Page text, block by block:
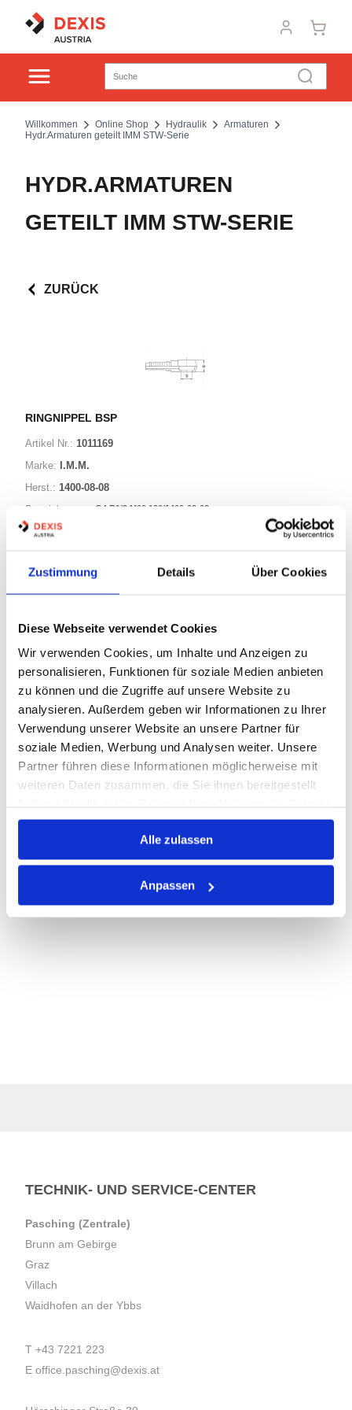
Zustimmung Details Über Cookies
Diese Webseite verwendet Cookies
Wir verwenden Cookies, um Inhalte und Anzeigen zu
personalisieren, Funktionen für soziale Medien anbieten
zu können und die Zugriffe auf unsere Website zu
analysieren. Außerdem geben wir Informationen zu Ihrer
Verwendung unserer Website an unsere Partner für
soziale Medien, Werbung und Analysen weiter. Unsere
Partner führen diese Informationen möglicherweise mit
weiteren Daten zusammen, die Sie ihnen bereitgestellt
gesammelt haben.
Alle zulassen
Anpassen
Willkommen Online Shop Hydraulik
Armaturen
Hydr.Armaturen geteilt IMM STW-Serie
HYDR.ARMATUREN
GETEILT IMM STW-SERIE
ZURÜCK
RINGNIPPEL BSP
Artikel Nr.: 1011169
Marke: I.M.M.
Herst.: 1400-08-08
Bezeichnung:
G4 R1/2 M00 130/1400-08-08
11 Varianten
Auf Lager
PRODUKTBESCHREIBUNG
ALLE SPEZIFIKATIONEN
TECHNIK- UND SERVICE-CENTER
Pasching (Zentrale)
Brunn am Gebirge
Graz
Villach
Waidhofen an der Ybbs
T +43 7221 223
E office.pasching@dexis.at